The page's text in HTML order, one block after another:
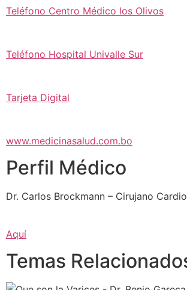
Teléfono Centro Médico los Olivos
Teléfono Hospital Univalle Sur
Tarjeta Digital
www.medicinasalud.com.bo
Perfil Médico
Dr. Carlos Brockmann – Cirujano
Aquí
Temas